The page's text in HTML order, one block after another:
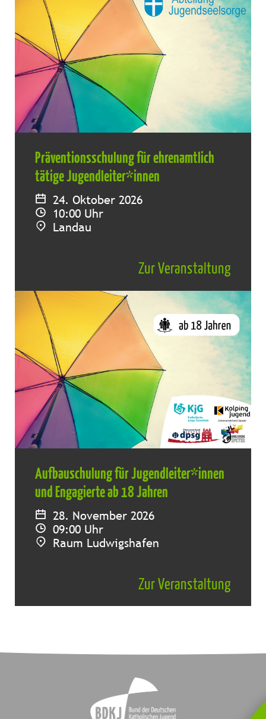
Präventionsschulung für ehrenamtlich
tätige Jugendleiter*innen
24. Oktober 2026
10:00 Uhr
Landau
Zur Veranstaltung
Aufbauschulung für Jugendleiter*innen
und Engagierte ab 18 Jahren
28. November 2026
09:00 Uhr
Raum Ludwigshafen
Zur Veranstaltung